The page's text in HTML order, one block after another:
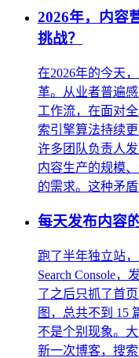
2026年，内容
挑战？
在2026年的今天
革。从业者普遍
工作流，在面对
索引擎算法持续
许多团队负责人
内容生产的规模
的需求。这种矛
每天发布内容
跑了半年独立站
Search Console
了之后只抓了首
图，总共不到 15
不是个别现象。
新一次博客，搜